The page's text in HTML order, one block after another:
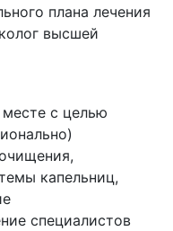
плана лечения
высшей
с целью
капельниц,
специалистов